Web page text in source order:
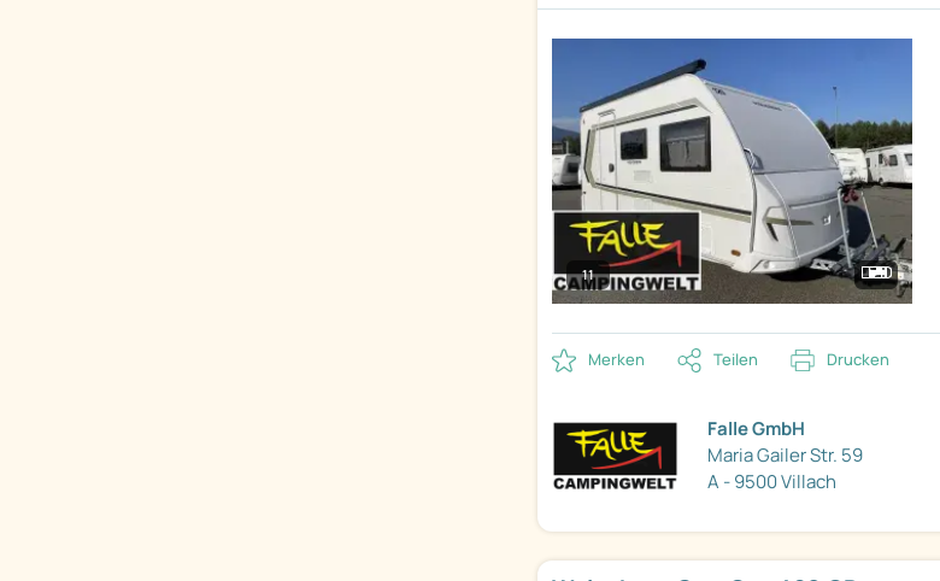
11
Merken Teilen Drucken
Falle GmbH
Maria Gailer Str. 59
A - 9500 Villach